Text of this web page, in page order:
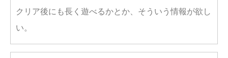
クリア後にも長く遊べるかとか、そういう情報が欲し
い。